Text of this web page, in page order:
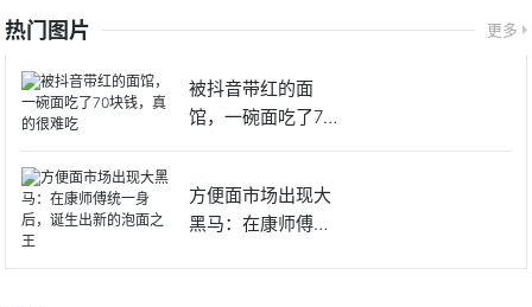
热门图片 更多
被抖音带红的面
馆，一碗面吃了70
方便面市场出现大
黑马：在康师傅统